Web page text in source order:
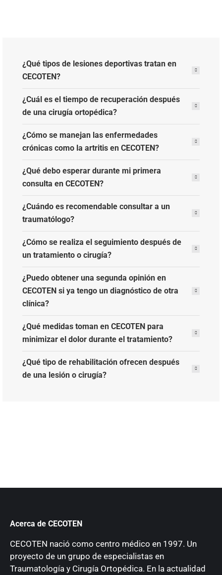
¿Qué tipos de lesiones deportivas tratan en
CECOTEN?
¿Cuál es el tiempo de recuperación después
de una cirugía ortopédica?
¿Cómo se manejan las enfermedades
crónicas como la artritis en CECOTEN?
¿Qué debo esperar durante mi primera
consulta en CECOTEN?
¿Cuándo es recomendable consultar a un
traumatólogo?
¿Cómo se realiza el seguimiento después de
un tratamiento o cirugía?
¿Puedo obtener una segunda opinión en
CECOTEN si ya tengo un diagnóstico de otra
clínica?
¿Qué medidas toman en CECOTEN para
minimizar el dolor durante el tratamiento?
¿Qué tipo de rehabilitación ofrecen después
de una lesión o cirugía?
Acerca de CECOTEN
CECOTEN nació como centro médico en 1997. Un
proyecto de un grupo de especialistas en
Traumatología y Cirugía Ortopédica. En la actualidad